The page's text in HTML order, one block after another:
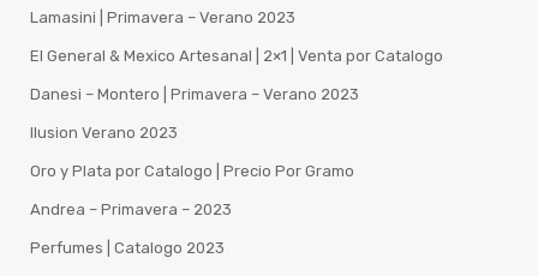
Lamasini | Primavera – Verano 2023
El General & Mexico Artesanal | 2×1 | Venta por Catalogo
Danesi – Montero | Primavera – Verano 2023
Ilusion Verano 2023
Oro y Plata por Catalogo | Precio Por Gramo
Andrea – Primavera – 2023
Perfumes | Catalogo 2023